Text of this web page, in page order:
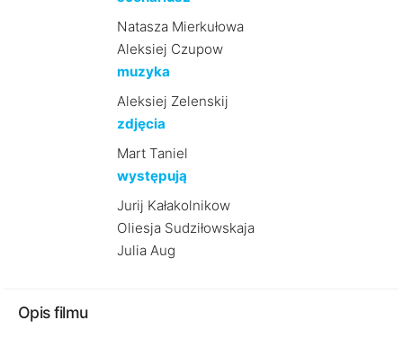
Natasza Mierkułowa
Aleksiej Czupow
muzyka
Aleksiej Zelenskij
zdjęcia
Mart Taniel
występują
Jurij Kałakolnikow
Oliesja Sudziłowskaja
Julia Aug
Opis filmu